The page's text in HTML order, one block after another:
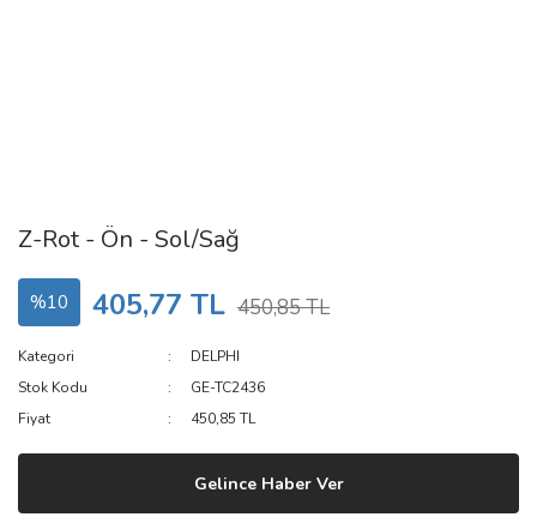
Z-Rot - Ön - Sol/Sağ
%10 405,77 TL 450,85 TL
Kategori
DELPHI
Stok Kodu
GE-TC2436
Fiyat
450,85 TL
Gelince Haber Ver